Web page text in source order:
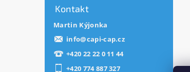
Kontakt
Martin Kýjonka
info@capi-cap.cz
+420 22 22 0 11 44
+420 774 887 327